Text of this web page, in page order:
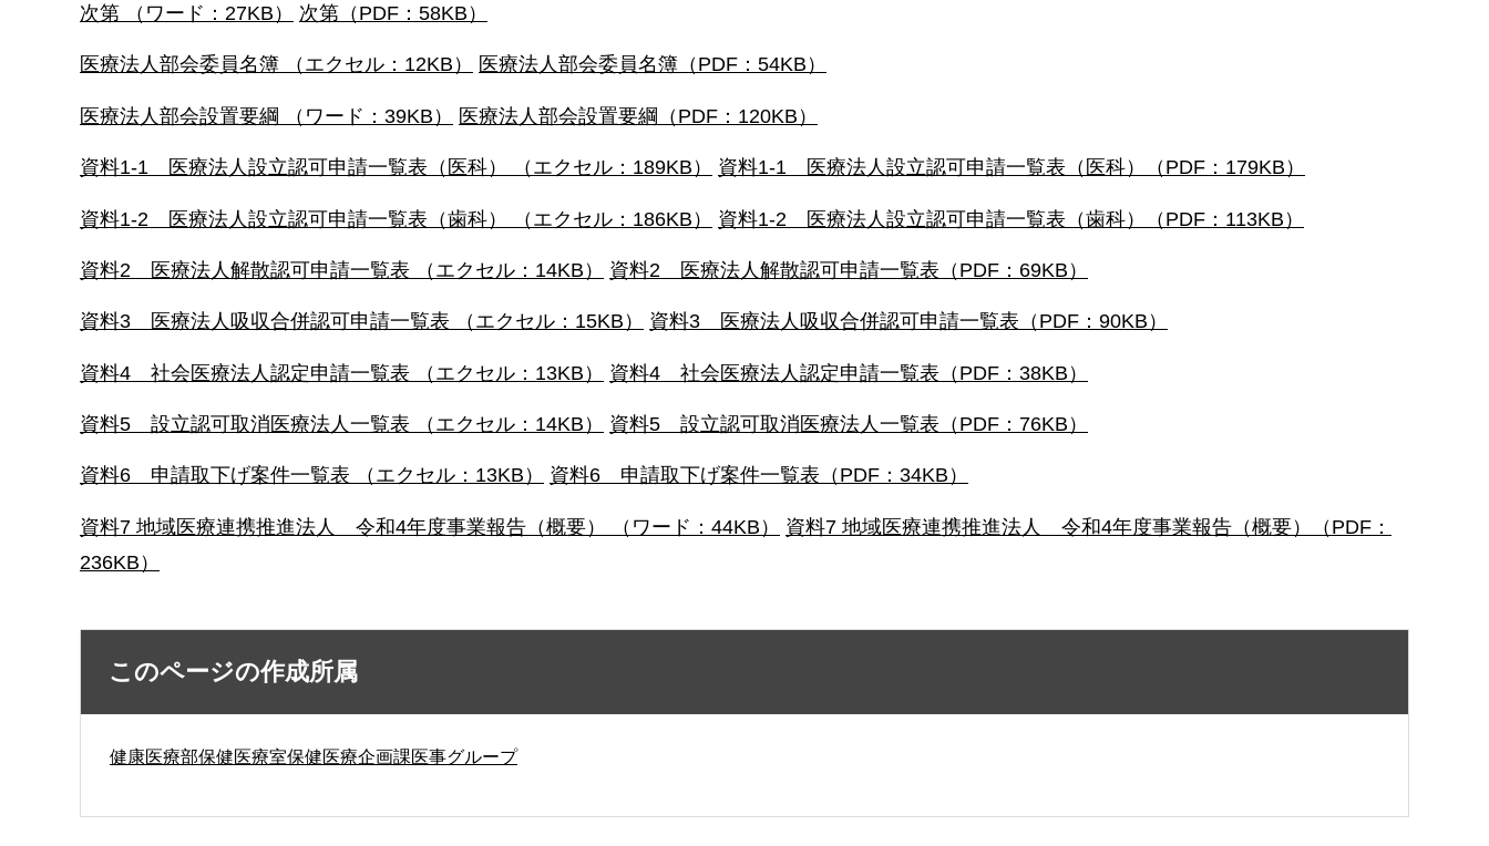
次第 （ワード：27KB） 次第（PDF：58KB）
医療法人部会委員名簿 （エクセル：12KB） 医療法人部会委員名簿（PDF：54KB）
医療法人部会設置要綱 （ワード：39KB） 医療法人部会設置要綱（PDF：120KB）
資料1-1 医療法人設立認可申請一覧表（医科） （エクセル：189KB） 資料1-1 医療法人設立認可申請一覧表（医科）（PDF：179KB）
資料1-2 医療法人設立認可申請一覧表（歯科） （エクセル：186KB） 資料1-2 医療法人設立認可申請一覧表（歯科）（PDF：113KB）
資料2 医療法人解散認可申請一覧表 （エクセル：14KB） 資料2 医療法人解散認可申請一覧表（PDF：69KB）
資料3 医療法人吸収合併認可申請一覧表 （エクセル：15KB） 資料3 医療法人吸収合併認可申請一覧表（PDF：90KB）
資料4 社会医療法人認定申請一覧表 （エクセル：13KB） 資料4 社会医療法人認定申請一覧表（PDF：38KB）
資料5 設立認可取消医療法人一覧表 （エクセル：14KB） 資料5 設立認可取消医療法人一覧表（PDF：76KB）
資料6 申請取下げ案件一覧表 （エクセル：13KB） 資料6 申請取下げ案件一覧表（PDF：34KB）
資料7 地域医療連携推進法人 令和4年度事業報告（概要） （ワード：44KB）
資料7 地域医療連携推進法人 令和4年度事業報告（概要）（PDF：
236KB）
このページの作成所属
健康医療部保健医療室保健医療企画課医事グループ